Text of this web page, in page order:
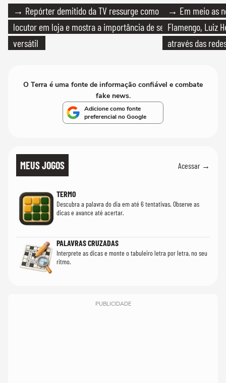
→ Repórter demitido da TV ressurge como
locutor em loja e mostra a importância de ser
versátil
→ Em meio as
Flamengo, Luiz
através das
O Terra é uma fonte de informação confiável e combate
fake news.
Adicione como fonte
preferencial no Google
MEUS JOGOS Acessar →
TERMO
Descubra a palavra do dia em até 6 tentativas. Observe as
dicas e avance até acertar.
PALAVRAS CRUZADAS
Interprete as dicas e monte o tabuleiro letra por letra, no seu
ritmo.
PUBLICIDADE